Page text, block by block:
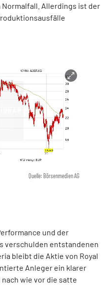
Normalfall. Allerdings ist der
Quelle: Börsenmedien AG
und der
verschulden entstandenen
bleibt die Aktie von Royal
Anleger ein klarer
nach wie vor die satte